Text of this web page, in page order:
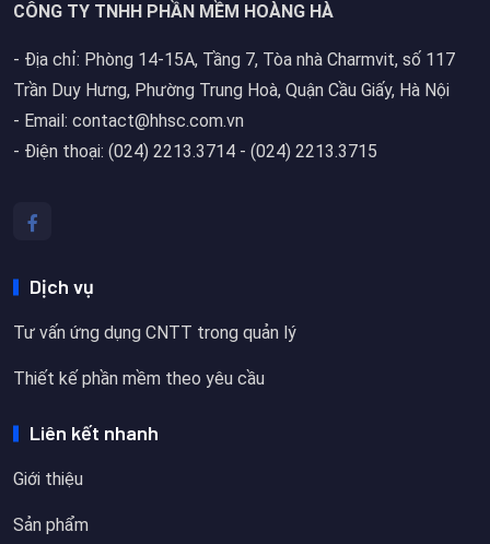
CÔNG TY TNHH PHẦN MỀM HOÀNG HÀ
- Địa chỉ: Phòng 14-15A, Tầng 7, Tòa nhà Charmvit, số 117
Trần Duy Hưng, Phường Trung Hoà, Quận Cầu Giấy, Hà Nội
- Email: contact@hhsc.com.vn
- Điện thoại: (024) 2213.3714 - (024) 2213.3715
Dịch vụ
Tư vấn ứng dụng CNTT trong quản lý
Thiết kế phần mềm theo yêu cầu
Liên kết nhanh
Giới thiệu
Sản phẩm